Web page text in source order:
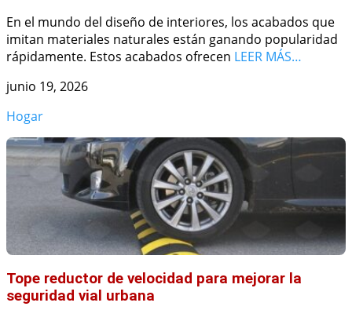
En el mundo del diseño de interiores, los acabados que
imitan materiales naturales están ganando popularidad
rápidamente. Estos acabados ofrecen LEER MÁS…
junio 19, 2026
Hogar
Tope reductor de velocidad para mejorar la
seguridad vial urbana